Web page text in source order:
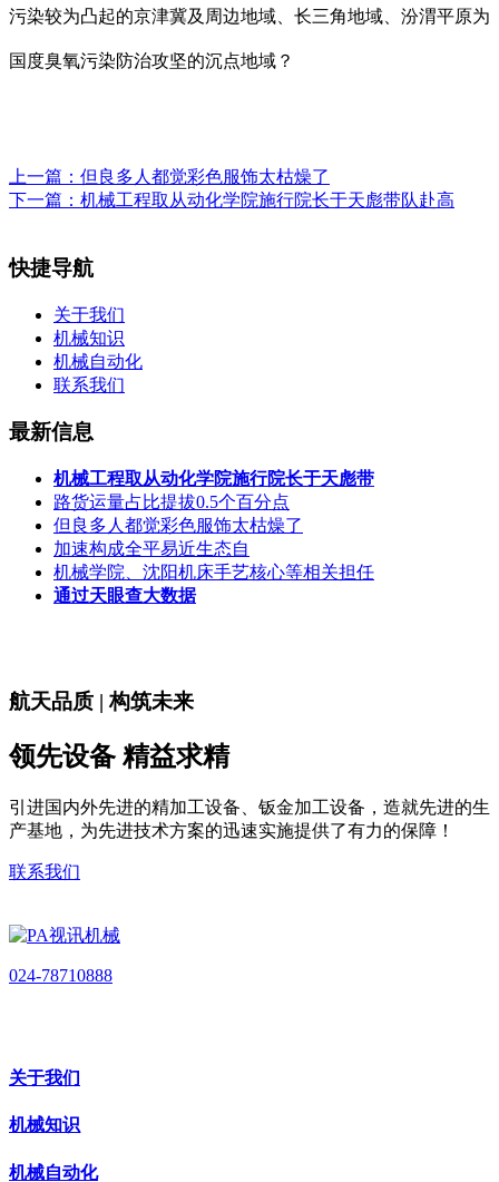
污染较为凸起的京津冀及周边地域、长三角地域、汾渭平原为
国度臭氧污染防治攻坚的沉点地域？
上一篇： 但良多人都觉彩色服饰太枯燥了
下一篇： 机械工程取从动化学院施行院长于天彪带队赴高
快捷导航
关于我们
机械知识
机械自动化
联系我们
最新信息
机械工程取从动化学院施行院长于天彪带
路货运量占比提拔0.5个百分点
但良多人都觉彩色服饰太枯燥了
加速构成全平易近生态自
机械学院、沈阳机床手艺核心等相关担任
通过天眼查大数据
航天品质 | 构筑未来
领先设备 精益求精
引进国内外先进的精加工设备、钣金加工设备，造就先进的生
产基地，为先进技术方案的迅速实施提供了有力的保障！
联系我们
024-78710888
关于我们
机械知识
机械自动化